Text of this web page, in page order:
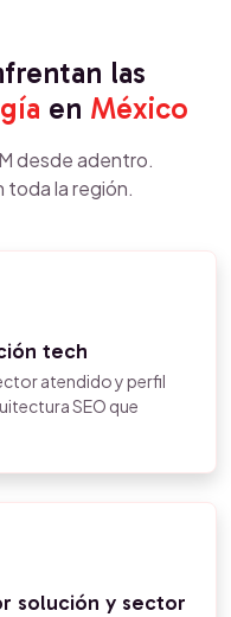
las
en México
desde adentro.
toda la región.
tech
atendido y perfil
SEO que
solución y sector